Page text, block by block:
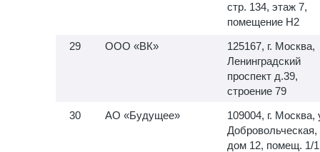
стр. 134, этаж 7,
помещение H2
ООО «ВК»
125167, г. Москва,
Ленинградский
проспект д.39,
строение 79
АО «Будущее»
109004, г. Москва,
Добровольческая,
дом 12, помещ. 1/1